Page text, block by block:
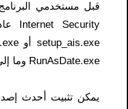
قبل مستخدمي
RunAsDate.exe وما إلى ذلك.
يمكن تثبيت أحدث